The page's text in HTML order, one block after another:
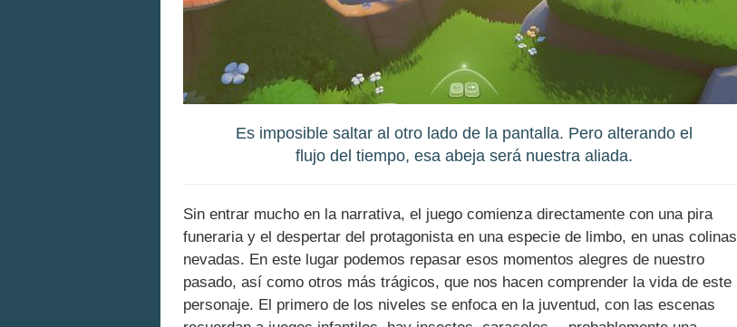
Es imposible saltar al otro lado de la pantalla. Pero alterando el
flujo del tiempo, esa abeja será nuestra aliada.
Sin entrar mucho en la narrativa, el juego comienza directamente con una pira
funeraria y el despertar del protagonista en una especie de limbo, en unas colinas
nevadas. En este lugar podemos repasar esos momentos alegres de nuestro
pasado, así como otros más trágicos, que nos hacen comprender la vida de este
personaje. El primero de los niveles se enfoca en la juventud, con las escenas